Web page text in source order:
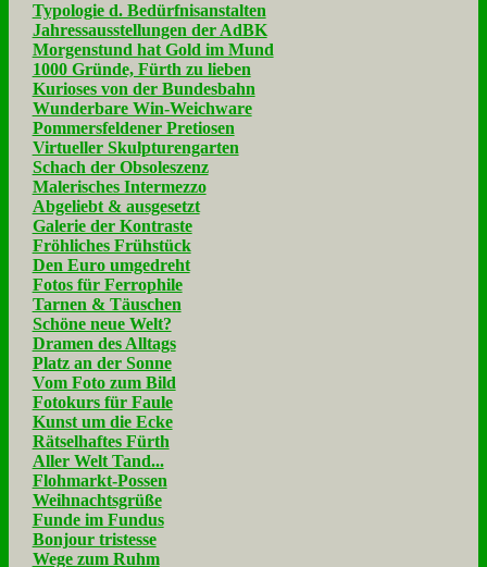
Typologie d. Bedürfnisanstalten
Jahressausstellungen der AdBK
Morgenstund hat Gold im Mund
1000 Gründe, Fürth zu lieben
Kurioses von der Bundesbahn
Wunderbare Win-Weichware
Pommersfeldener Pretiosen
Virtueller Skulpturengarten
Schach der Obsoleszenz
Malerisches Intermezzo
Abgeliebt & ausgesetzt
Galerie der Kontraste
Fröhliches Frühstück
Den Euro umgedreht
Fotos für Ferrophile
Tarnen & Täuschen
Schöne neue Welt?
Dramen des Alltags
Platz an der Sonne
Vom Foto zum Bild
Fotokurs für Faule
Kunst um die Ecke
Rätselhaftes Fürth
Aller Welt Tand...
Flohmarkt-Possen
Weihnachtsgrüße
Funde im Fundus
Bonjour tristesse
Wege zum Ruhm